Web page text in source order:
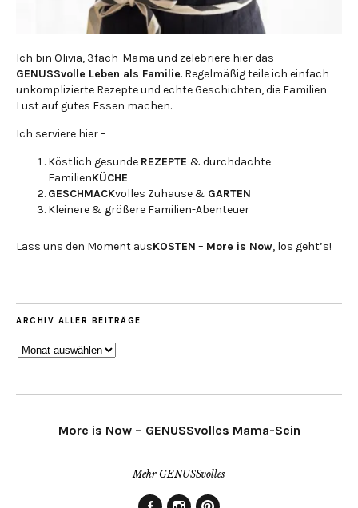
Ich bin Olivia, 3fach-Mama und zelebriere hier das
GENUSSvolle Leben als Familie. Regelmäßig teile ich einfach
unkomplizierte Rezepte und echte Geschichten, die Familien
Lust auf gutes Essen machen.
Ich serviere hier –
Köstlich gesunde REZEPTE & durchdachte
FamilienKÜCHE
GESCHMACKvolles Zuhause & GARTEN
Kleinere & größere Familien-Abenteuer
Lass uns den Moment ausKOSTEN – More is Now, los geht’s!
ARCHIV ALLER BEITRÄGE
ARCHIV
More is Now – GENUSSvolles Mama-Sein
Mehr GENUSSvolles